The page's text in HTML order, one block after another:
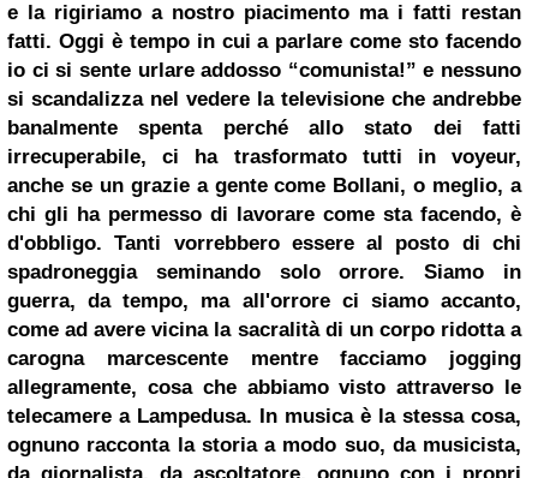
e la rigiriamo a nostro piacimento ma i fatti restan
fatti. Oggi è tempo in cui a parlare come sto facendo
io ci si sente urlare addosso “comunista!” e nessuno
si scandalizza nel vedere la televisione che andrebbe
banalmente spenta perché allo stato dei fatti
irrecuperabile, ci ha trasformato tutti in voyeur,
anche se un grazie a gente come Bollani, o meglio, a
chi gli ha permesso di lavorare come sta facendo, è
d'obbligo. Tanti vorrebbero essere al posto di chi
spadroneggia seminando solo orrore. Siamo in
guerra, da tempo, ma all'orrore ci siamo accanto,
come ad avere vicina la sacralità di un corpo ridotta a
carogna marcescente mentre facciamo jogging
allegramente, cosa che abbiamo visto attraverso le
telecamere a Lampedusa. In musica è la stessa cosa,
ognuno racconta la storia a modo suo, da musicista,